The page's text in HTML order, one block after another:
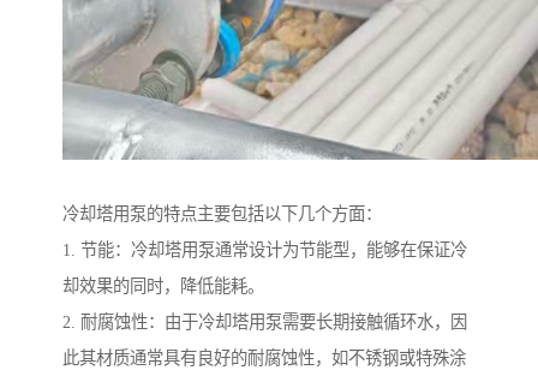
冷却塔用泵的特点主要包括以下几个方面：
1. 节能：冷却塔用泵通常设计为节能型，能够在保证冷
却效果的同时，降低能耗。
2. 耐腐蚀性：由于冷却塔用泵需要长期接触循环水，因
此其材质通常具有良好的耐腐蚀性，如不锈钢或特殊涂